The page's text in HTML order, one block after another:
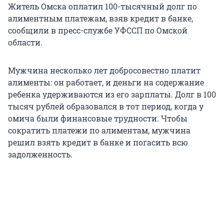
Житель Омска оплатил 100-тысячный долг по
алиментным платежам, взяв кредит в банке,
сообщили в пресс-службе УФССП по Омской
области.
Мужчина несколько лет добросовестно платит
алименты: он работает, и деньги на содержание
ребенка удерживаются из его зарплаты. Долг в 100
тысяч рублей образовался в тот период, когда у
омича были финансовые трудности. Чтобы
сократить платежи по алиментам, мужчина
решил взять кредит в банке и погасить всю
задолженность.